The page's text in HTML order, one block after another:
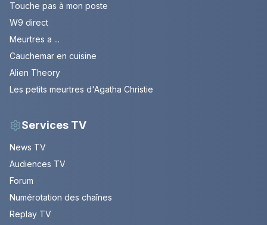
Touche pas à mon poste
W9 direct
Meurtres a ...
Cauchemar en cuisine
Alien Theory
Les petits meurtres d'Agatha Christie
Services TV
News TV
Audiences TV
Forum
Numérotation des chaînes
Replay TV